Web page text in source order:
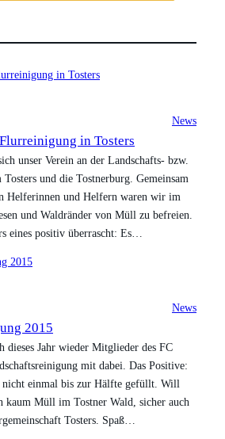
News
in Tosters
unser Verein an der Landschafts- bzw.
und die Tostnerburg. Gemeinsam
Helferinnen und Helfern waren wir im
und Waldränder von Müll zu befreien.
eines positiv überrascht: Es…
News
2015
dieses Jahr wieder Mitglieder des FC
mit dabei. Das Positive:
nicht einmal bis zur Hälfte gefüllt. Will
kaum Müll im Tostner Wald, sicher auch
Tosters. Spaß…